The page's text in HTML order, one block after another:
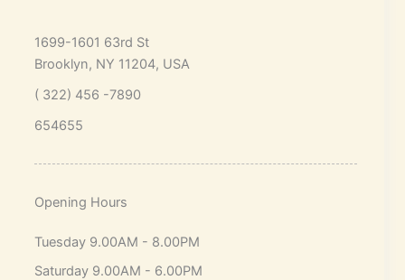
1699-1601 63rd St
Brooklyn, NY 11204, USA
( 322) 456 -7890
654655
Opening Hours
Tuesday 9.00AM - 8.00PM
Saturday 9.00AM - 6.00PM